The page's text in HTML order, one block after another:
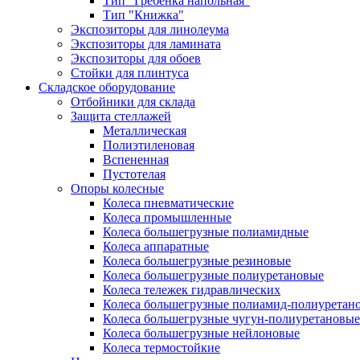
Тип "Книжка"
Экспозиторы для линолеума
Экспозиторы для ламината
Экспозиторы для обоев
Стойки для плинтуса
Складское оборудование
Отбойники для склада
Защита стеллажей
Металлическая
Полиэтиленовая
Вспененная
Пустотелая
Опоры колесные
Колеса пневматические
Колеса промышленные
Колеса большегрузные полиамидные
Колеса аппаратные
Колеса большегрузные резиновые
Колеса большегрузные полиуретановые
Колеса тележек гидравлических
Колеса большегрузные полиамид-
Колеса большегрузные чугун-полиуретановые
Колеса большегрузные нейлоновые
Колеса термостойкие